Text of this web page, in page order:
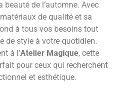
de l’automne. Avec
de qualité et sa
à tous vos besoins tout
de style à votre quotidien.
à l’Atelier Magique, cette
pour ceux qui recherchent
et esthétique.